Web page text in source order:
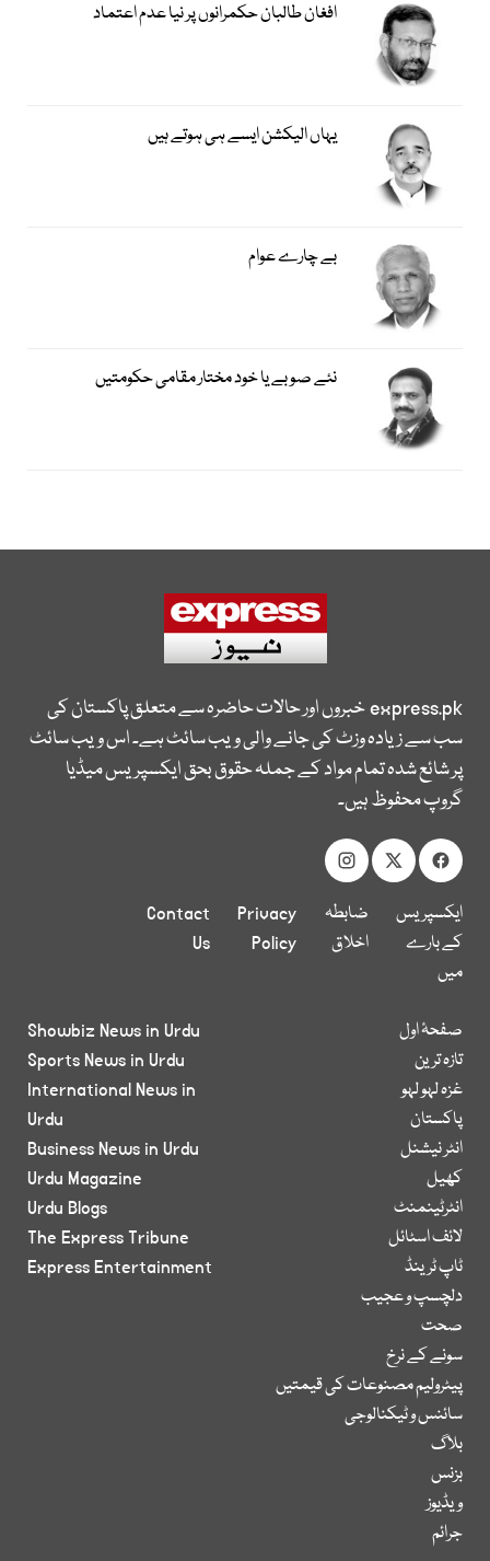
افغان طالبان حکمرانوں پر نیا عدم اعتماد
یہاں الیکشن ایسے ہی ہوتے ہیں
بے چارے عوام
نئے صوبے یا خود مختار مقامی حکومتیں
express.pkخبروں اور حالات حاضرہ سے متعلق پاکستان کی
سب سے زیادہ وزٹ کی جانے والی ویب سائٹ ہے۔ اس ویب سائٹ
پر شائع شدہ تمام مواد کے جملہ حقوق بحق ایکسپریس میڈیا
گروپ محفوظ ہیں۔
ایکسپریس
کے بارے
میں
ضابطہ
اخلاق
Privacy
Policy
Contact
Us
صفحۂ اول
تازہ ترین
غزہ لہو لہو
پاکستان
انٹر نیشنل
کھیل
انٹرٹینمنٹ
لائف اسٹائل
ٹاپ ٹرینڈ
دلچسپ و عجیب
صحت
سونے کے نرخ
پیٹرولیم مصنوعات کی قیمتیں
سائنس و ٹیکنالوجی
بلاگ
بزنس
ویڈیوز
جرائم
Showbiz News in Urdu
Sports News in Urdu
International News in
Urdu
Business News in Urdu
Urdu Magazine
Urdu Blogs
The Express Tribune
Express Entertainment